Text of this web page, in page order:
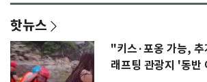
핫뉴스
"키스·포옹 가능,
래프팅 관광지 '동반